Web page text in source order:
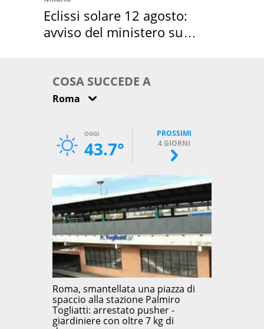
Eclissi solare 12 agosto:
avviso del ministero su